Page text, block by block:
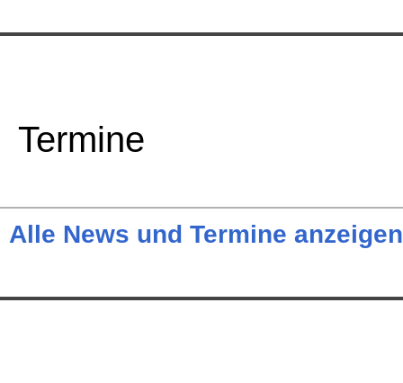
Termine
Alle News und Termine anzeigen